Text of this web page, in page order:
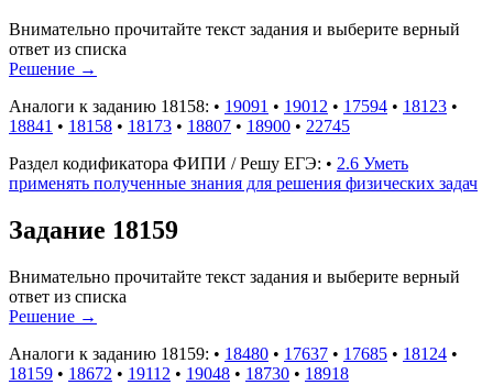
Внимательно прочитайте текст задания и выберите верный
ответ из списка
Решение →
Аналоги к заданию 18158: • 19091 • 19012 • 17594 • 18123 •
18841 • 18158 • 18173 • 18807 • 18900 • 22745
Раздел кодификатора ФИПИ / Решу ЕГЭ: • 2.6 Уметь
применять полученные знания для решения физических задач
Задание 18159
Внимательно прочитайте текст задания и выберите верный
ответ из списка
Решение →
Аналоги к заданию 18159: • 18480 • 17637 • 17685 • 18124 •
18159 • 18672 • 19112 • 19048 • 18730 • 18918